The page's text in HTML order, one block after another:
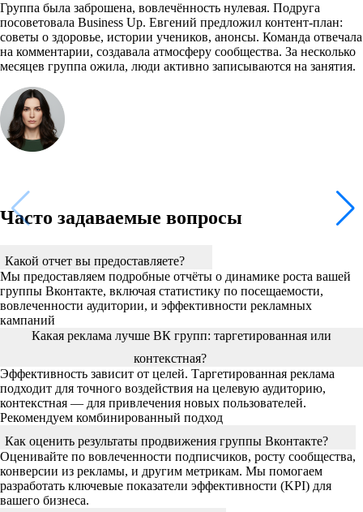
Группа была заброшена, вовлечённость нулевая. Подруга
посоветовала Business Up. Евгений предложил контент-план:
советы о здоровье, истории учеников, анонсы. Команда отвечала
на комментарии, создавала атмосферу сообщества. За несколько
месяцев группа ожила, люди активно записываются на занятия.
Часто задаваемые вопросы
Какой отчет вы предоставляете?
Мы предоставляем подробные отчёты о динамике роста вашей
группы Вконтакте, включая статистику по посещаемости,
вовлеченности аудитории, и эффективности рекламных
кампаний
Какая реклама лучше ВК групп: таргетированная или
контекстная?
Эффективность зависит от целей. Таргетированная реклама
подходит для точного воздействия на целевую аудиторию,
контекстная — для привлечения новых пользователей.
Рекомендуем комбинированный подход
Как оценить результаты продвижения группы Вконтакте?
Оценивайте по вовлеченности подписчиков, росту сообщества,
конверсии из рекламы, и другим метрикам. Мы помогаем
разработать ключевые показатели эффективности (KPI) для
вашего бизнеса.